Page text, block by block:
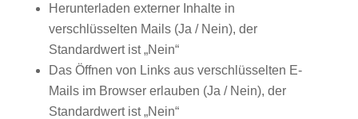
Herunterladen externer Inhalte in
verschlüsselten Mails (Ja / Nein), der
Standardwert ist „Nein“
Das Öffnen von Links aus verschlüsselten E-
Mails im Browser erlauben (Ja / Nein), der
Standardwert ist „Nein“